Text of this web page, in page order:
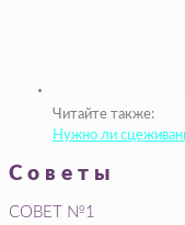
Читайте также:
Нужно ли
Советы
СОВЕТ №1